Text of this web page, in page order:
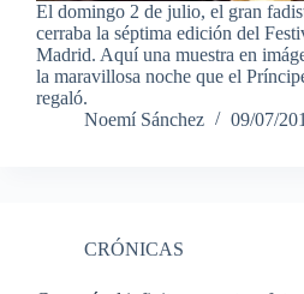
El domingo 2 de julio, el gran
cerraba la séptima edición del
Madrid. Aquí una muestra en
la maravillosa noche que el
regaló.
Noemí Sánchez
09/07/
CRÓNICAS